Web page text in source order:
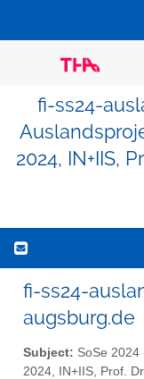
fi-ss24-
2024, IN+IIS,
fi-ss24-
augsburg.de
Subject: SoSe 2024
2024, IN+IIS, Prof.